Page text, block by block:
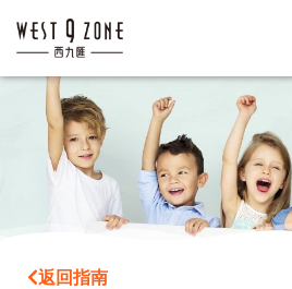
返回指南